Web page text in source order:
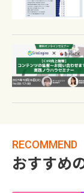
RECOMMEND
おすすめ